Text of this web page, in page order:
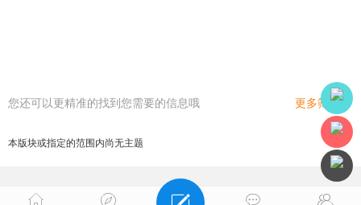
您还可以更精准的找到您需要的信息哦 更多筛选
本版块或指定的范围内尚无主题